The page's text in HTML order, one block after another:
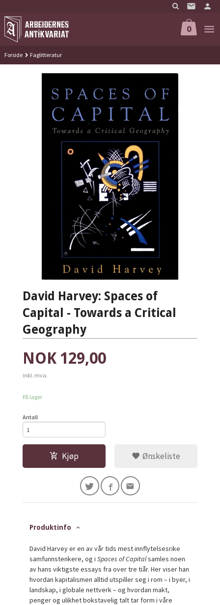
til
innholdet
0
Forside Faglitteratur
David Harvey: Spaces of
Capital - Towards a Critical
Geography
Pris
NOK 129,00
inkl. mva.
På lager
Antall
Kjøp Ønskeliste
Produktinfo
David Harvey er en av vår tids mest innflytelsesrike
samfunnstenkere, og iSpaces of Capitalsamles noen
av hans viktigste essays fra over tre tiår. Her viser han
hvordan kapitalismen alltid utspiller seg i rom – i byer, i
landskap, i globale nettverk – og hvordan makt,
penger og ulikhet bokstavelig talt tar form i våre